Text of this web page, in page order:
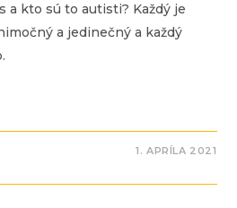
a kto sú to autisti? Každý je
a jedinečný a každý
1. APRÍLA 2021